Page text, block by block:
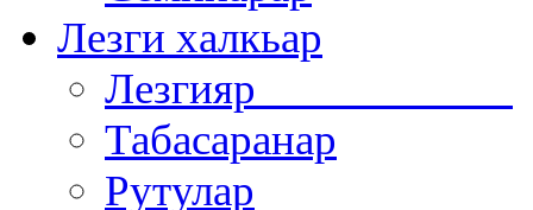
Лезги халкьар
Лезгияр
Табасаранар
Рутулар